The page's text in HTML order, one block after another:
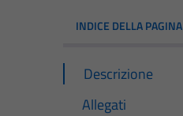
INDICE DELLA PAGINA
Descrizione
Allegati